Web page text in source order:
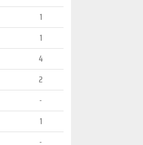
1
1
4
2
-
1
-